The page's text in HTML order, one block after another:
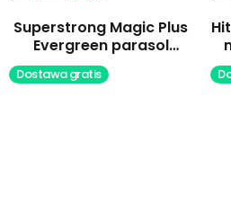
Superstrong Magic Plus
Evergreen parasol
automatyczny
Dostawa gratis